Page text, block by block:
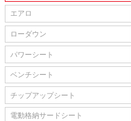
エアロ
ローダウン
パワーシート
ベンチシート
チップアップシート
電動格納サードシート